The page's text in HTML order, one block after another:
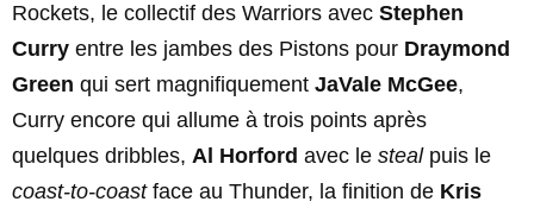
Rockets, le collectif des Warriors avec Stephen
Curry entre les jambes des Pistons pour Draymond
Green qui sert magnifiquement JaVale McGee,
Curry encore qui allume à trois points après
quelques dribbles, Al Horford avec le stealpuis le
coast-to-coastface au Thunder, la finition de Kris